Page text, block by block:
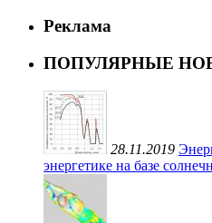
Реклама
ПОПУЛЯРНЫЕ
28.11.2019
энергетике на базе